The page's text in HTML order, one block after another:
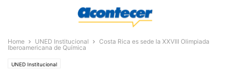
Home UNED Institucional
Costa Rica es sede la XXVIII Olimpiada
Iberoamericana de Química
UNED Institucional